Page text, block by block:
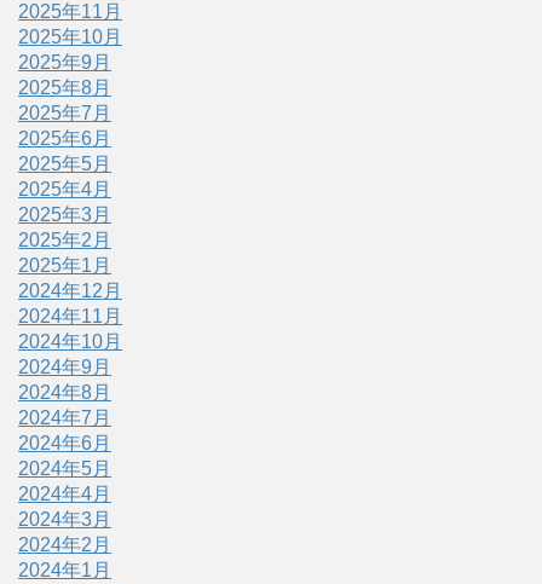
2025年11月
2025年10月
2025年9月
2025年8月
2025年7月
2025年6月
2025年5月
2025年4月
2025年3月
2025年2月
2025年1月
2024年12月
2024年11月
2024年10月
2024年9月
2024年8月
2024年7月
2024年6月
2024年5月
2024年4月
2024年3月
2024年2月
2024年1月